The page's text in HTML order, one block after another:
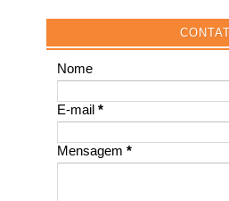
Nome
E-mail*
Mensagem*